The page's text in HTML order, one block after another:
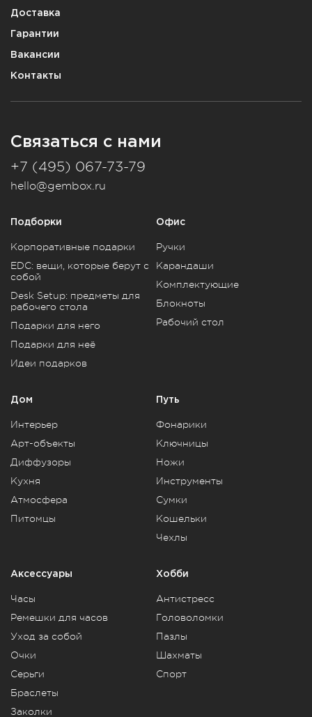
Доставка
Гарантии
Вакансии
Контакты
Связаться с нами
+7 (495) 067-73-79
hello@gembox.ru
Подборки
Корпоративные подарки
EDC: вещи, которые берут с
собой
Desk Setup: предметы для
рабочего стола
Подарки для него
Подарки для неё
Идеи подарков
Офис
Ручки
Карандаши
Комплектующие
Блокноты
Рабочий стол
Дом
Интерьер
Арт-объекты
Диффузоры
Кухня
Атмосфера
Питомцы
Путь
Фонарики
Ключницы
Ножи
Инструменты
Сумки
Кошельки
Чехлы
Аксессуары
Часы
Ремешки для часов
Уход за собой
Очки
Серьги
Браслеты
Заколки
Хобби
Антистресс
Головоломки
Пазлы
Шахматы
Спорт